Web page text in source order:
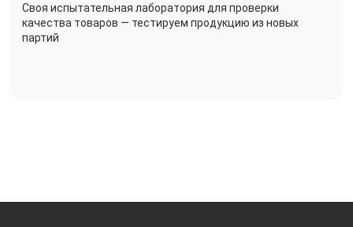
Своя испытательная лаборатория для проверки
качества товаров — тестируем продукцию из новых
партий